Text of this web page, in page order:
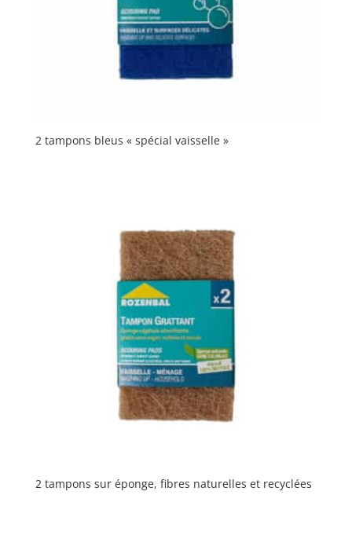
2 tampons bleus « spécial vaisselle »
2 tampons sur éponge, fibres naturelles et recyclées